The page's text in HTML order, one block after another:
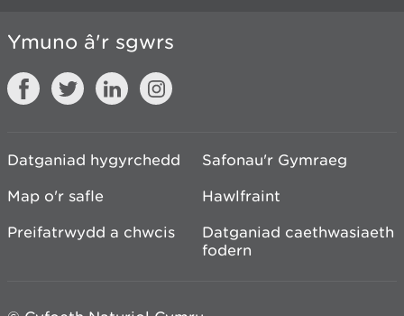
Ymuno â'r sgwrs
Datganiad hygyrchedd
Safonau'r Gymraeg
Map o'r safle
Hawlfraint
Preifatrwydd a chwcis
Datganiad caethwasiaeth
fodern